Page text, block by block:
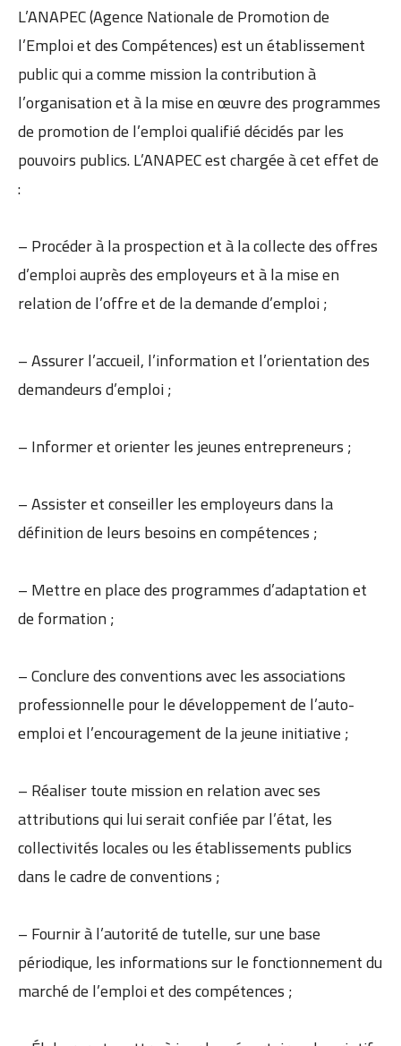
L’ANAPEC (Agence Nationale de Promotion de
l’Emploi et des Compétences) est un établissement
public qui a comme mission la contribution à
l’organisation et à la mise en œuvre des programmes
de promotion de l’emploi qualifié décidés par les
pouvoirs publics. L’ANAPEC est chargée à cet effet de
:
– Procéder à la prospection et à la collecte des offres
d’emploi auprès des employeurs et à la mise en
relation de l’offre et de la demande d’emploi ;
– Assurer l’accueil, l’information et l’orientation des
demandeurs d’emploi ;
– Informer et orienter les jeunes entrepreneurs ;
– Assister et conseiller les employeurs dans la
définition de leurs besoins en compétences ;
– Mettre en place des programmes d’adaptation et
de formation ;
– Conclure des conventions avec les associations
professionnelle pour le développement de l’auto-
emploi et l’encouragement de la jeune initiative ;
– Réaliser toute mission en relation avec ses
attributions qui lui serait confiée par l’état, les
collectivités locales ou les établissements publics
dans le cadre de conventions ;
– Fournir à l’autorité de tutelle, sur une base
périodique, les informations sur le fonctionnement du
marché de l’emploi et des compétences ;